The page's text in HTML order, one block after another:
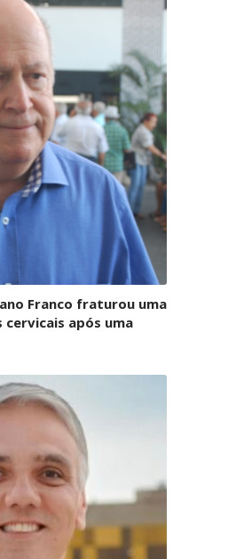
Franco fraturou uma
após uma